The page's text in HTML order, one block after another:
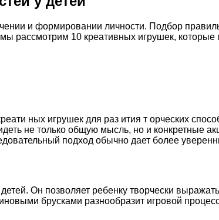
и формировании личности. Подбор
рассмотрим 10 креативных игрушек,
ных игрушек для раз ития т орческих
не только общую мысль, но и конкретные
подход обычно дает более
Он позволяет ребенку творчески
брусками разнообразит игровой